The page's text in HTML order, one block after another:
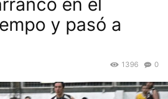
y pasó a
0
1396